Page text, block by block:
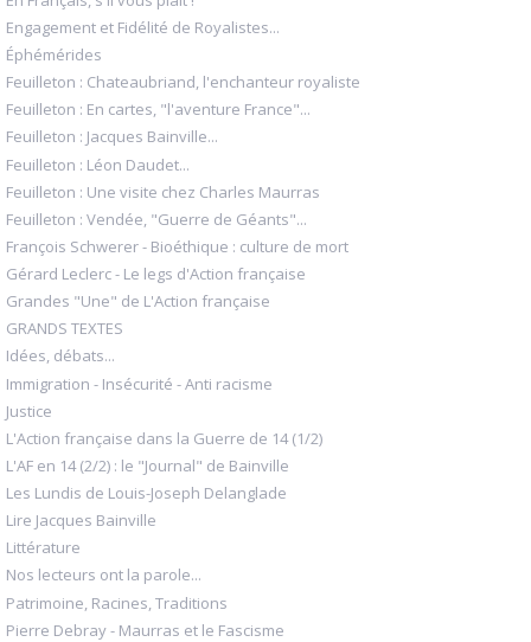
Engagement et Fidélité de Royalistes...
Éphémérides
Feuilleton : Chateaubriand, l'enchanteur royaliste
Feuilleton : En cartes, "l'aventure France"...
Feuilleton : Jacques Bainville...
Feuilleton : Léon Daudet...
Feuilleton : Une visite chez Charles Maurras
Feuilleton : Vendée, "Guerre de Géants"...
François Schwerer - Bioéthique : culture de mort
Gérard Leclerc - Le legs d'Action française
Grandes "Une" de L'Action française
GRANDS TEXTES
Idées, débats...
Immigration - Insécurité - Anti racisme
Justice
L'Action française dans la Guerre de 14 (1/2)
L'AF en 14 (2/2) : le "Journal" de Bainville
Les Lundis de Louis-Joseph Delanglade
Lire Jacques Bainville
Littérature
Nos lecteurs ont la parole...
Patrimoine, Racines, Traditions
Pierre Debray - Maurras et le Fascisme